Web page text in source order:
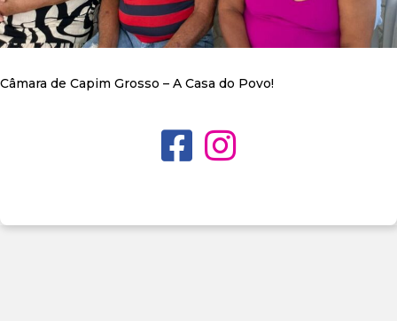
Câmara de Capim Grosso – A Casa do Povo!